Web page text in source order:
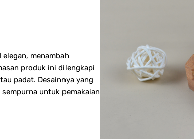
menambah
produk ini dilengkapi
padat. Desainnya yang
untuk pemakaian